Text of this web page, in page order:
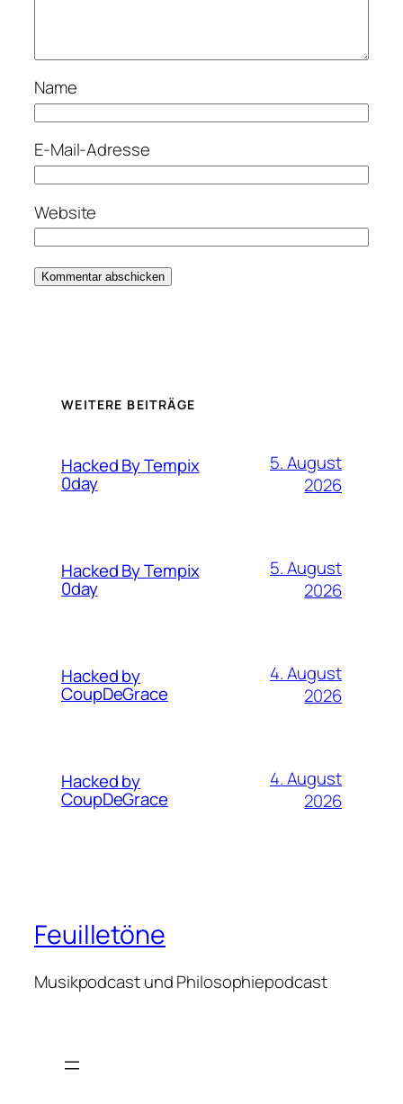
Name
E-Mail-Adresse
Website
WEITERE BEITRÄGE
Hacked By Tempix
0day
5. August
2026
Hacked By Tempix
0day
5. August
2026
Hacked by
CoupDeGrace
4. August
2026
Hacked by
CoupDeGrace
4. August
2026
Feuilletöne
Musikpodcast und Philosophiepodcast